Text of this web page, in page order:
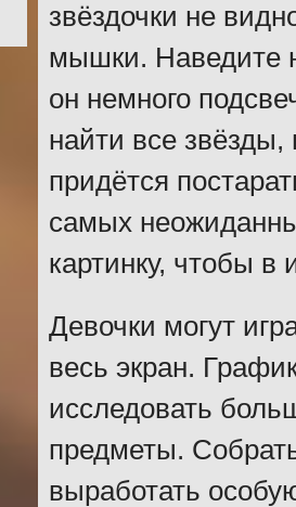
звёздочки не
мышки. Наведите
он немного
найти все
придётся
самых
картинку, чтобы в
Девочки могут
весь экран.
исследовать
предметы.
выработать